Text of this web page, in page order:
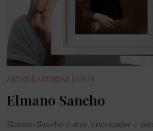
ARTES E ARTISTAS LUSOS
Elmano Sancho
Elmano Sancho é ator, encenador e